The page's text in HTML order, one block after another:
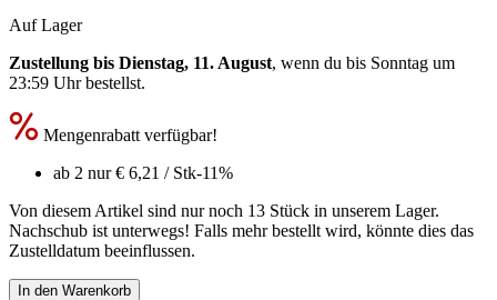
Auf Lager
Zustellung bis Dienstag, 11. August, wenn du bis Sonntag um
23:59 Uhrbestellst.
Mengenrabatt verfügbar!
ab 2 nur€ 6,21 / Stk-11%
Von diesem Artikel sind nur noch 13 Stück in unserem Lager.
Nachschub ist unterwegs! Falls mehr bestellt wird, könnte dies das
Zustelldatum beeinflussen.
In den Warenkorb